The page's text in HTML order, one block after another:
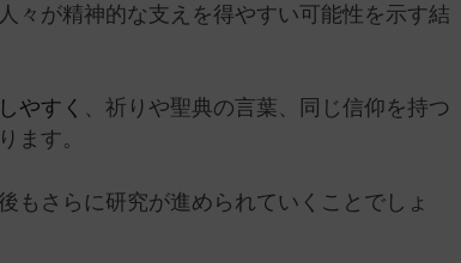
々が精神的な支えを得やすい可能性を示す結
やすく 、祈りや聖典の言葉、同じ信仰を持つ
ます。
もさらに研究が進められていくことでしょ